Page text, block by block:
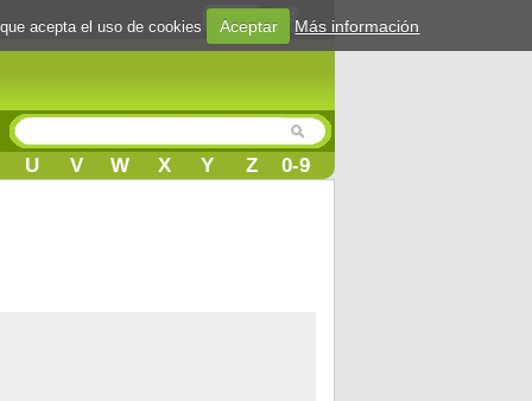
Login
U V W X Y Z 0-9
acepta el uso de cookies Aceptar Más información